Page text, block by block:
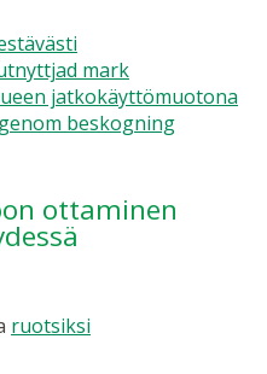
mark
jatkokäyttömuotona
beskogning
ottaminen
ruotsiksi